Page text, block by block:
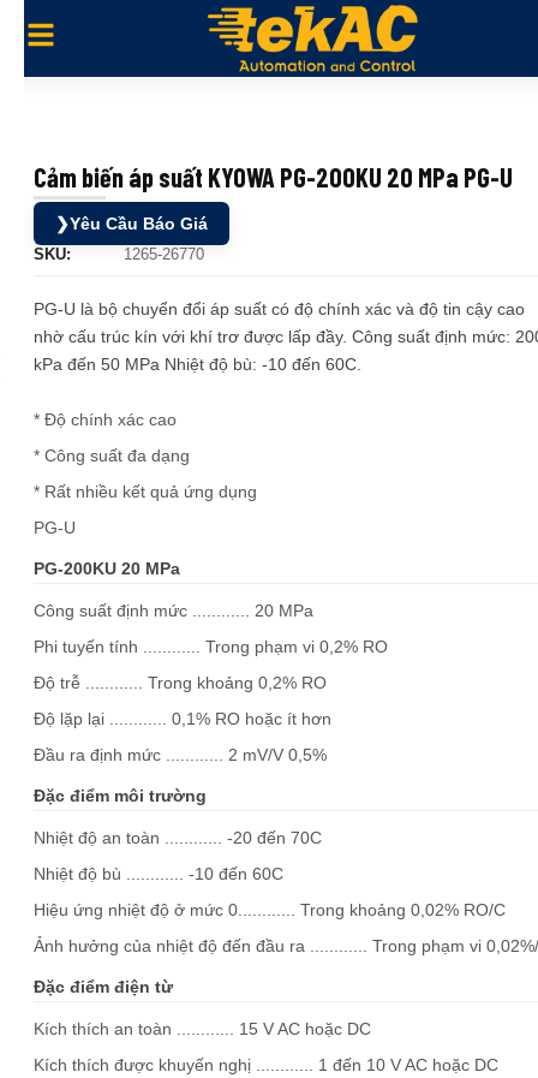
Cảm biến áp suất KYOWA PG-200KU 20 MPa PG-U
❯Yêu Cầu Báo Giá
SKU: 1265-26770
PG-U là bộ chuyển đổi áp suất có độ chính xác và độ tin cậy cao
nhờ cấu trúc kín với khí trơ được lấp đầy. Công suất định mức:
kPa đến 50 MPa Nhiệt độ bù: -10 đến 60C.
* Độ chính xác cao
* Công suất đa dạng
* Rất nhiều kết quả ứng dụng
PG-U
PG-200KU 20 MPa
Công suất định mức ............ 20 MPa
Phi tuyến tính ............ Trong phạm vi 0,2% RO
Độ trễ ............ Trong khoảng 0,2% RO
Độ lặp lại ............ 0,1% RO hoặc ít hơn
Đầu ra định mức ............ 2 mV/V 0,5%
Đặc điểm môi trường
Nhiệt độ an toàn ............ -20 đến 70C
Nhiệt độ bù ............ -10 đến 60C
Hiệu ứng nhiệt độ ở mức 0............ Trong khoảng 0,02% RO/C
Ảnh hưởng của nhiệt độ đến đầu ra ............ Trong phạm vi
Đặc điểm điện từ
Kích thích an toàn ............ 15 V AC hoặc DC
Kích thích được khuyến nghị ............ 1 đến 10 V AC hoặc DC